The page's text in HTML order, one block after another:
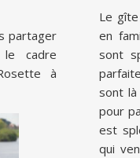
partager
le cadre
à
Le
en
sont
sont là
pour
est
qui